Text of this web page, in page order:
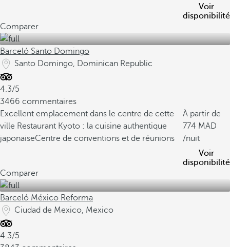
Voir
disponibilité
Comparer
Barceló Santo Domingo
Santo Domingo, Dominican Republic
4.3/5
3466 commentaires
Excellent emplacement dans le centre de cette
ville Restaurant Kyoto : la cuisine authentique
japonaiseCentre de conventions et de réunions
À partir de
774
/nuit
Voir
disponibilité
Comparer
Barceló México Reforma
Ciudad de Mexico, Mexico
4.3/5